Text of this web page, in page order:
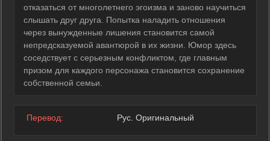
отказаться от многолетнего эгоизма и заново научиться
слышать друг друга. Попытка наладить отношения
через вынужденные лишения становится самой
непредсказуемой авантюрой в их жизни. Юмор здесь
соседствует с серьезным конфликтом, где главным
призом для каждого персонажа становится сохранение
собственной семьи.
Перевод: Рус. Оригинальный